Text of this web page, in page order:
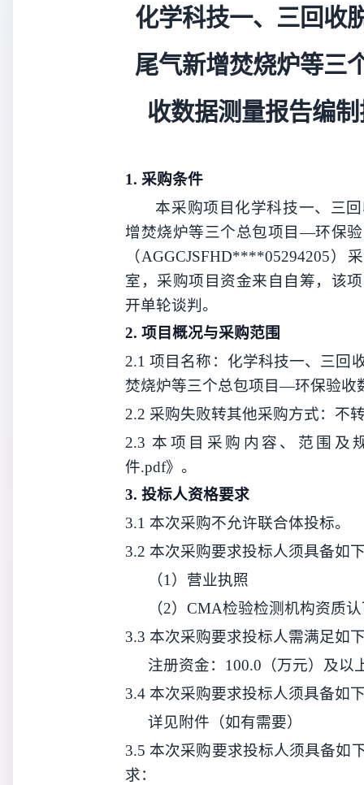
化学科技一、三回收
尾气新增焚烧炉等三
收数据测量报告编
1. 采购条件
本采购项目 化学科技一、三
增焚烧炉等三个总包项目—环保
（AGGCJSFHD****05294205）
室 ，采购项目资金来自 自筹，该
开单轮谈判 。
2. 项目概况与采购范围
2.1项目名称： 化学科技一、三回
焚烧炉等三个总包项目—环保验收
2.2 采购失败转其他采购方式： 不
2.3 本项目 采购 内容、范围及
件.pdf》。
3. 投标人资格要求
3.1 本次采购不允许联合体投标。
3.2 本次采购要求投标人须具备如
（1）营业执照
（2）CMA检验检测机构资质
3.3 本次采购要求投标人需满足如
注册资金：100.0（万元）及以
3.4 本次采购要求投标人须具备如
详见附件（如有需要）
3.5 本次采购要求投标人须具备如
求：